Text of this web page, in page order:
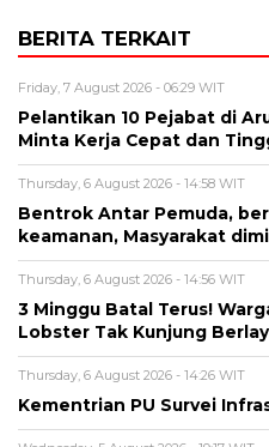
BERITA TERKAIT
Friday, 7 August 2026 - 06:29 WIT
Pelantikan 10 Pejabat di
Minta Kerja Cepat dan
Thursday, 6 August 2026 - 14:58 WIT
Bentrok Antar Pemuda,
keamanan, Masyarakat
Thursday, 6 August 2026 - 14:56 WIT
3 Minggu Batal Terus!
Lobster Tak Kunjung
Thursday, 6 August 2026 - 14:26 WIT
Kementrian PU Survei